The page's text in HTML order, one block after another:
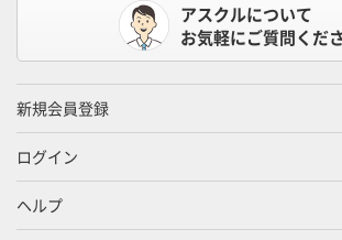
アスクルについて
お気軽にご質問くださ
新規会員登録
ログイン
ヘルプ